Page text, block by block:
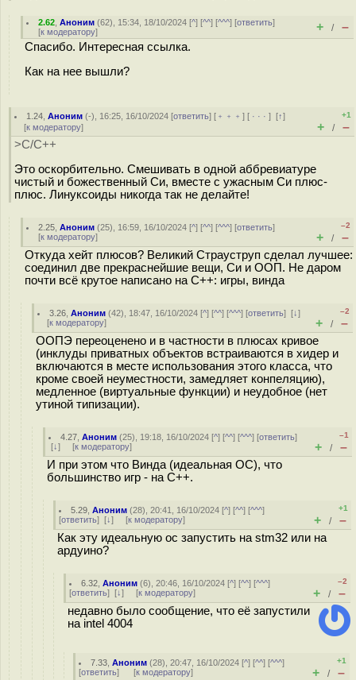
2.62 ,Аноним (62), 15:34, 18/10/2024 [^] [^^] [^^^] [ответить]
[к модератору] + / –
Спасибо. Интересная ссылка.
Как на нее вышли?
1.24 ,Аноним (-), 16:25, 16/10/2024 [ответить] [ ﹢﹢﹢] [ · · ·][↑]
[к модератору]
+1
+ / –
>C/C++
Это оскорбительно. Смешивать в одной аббревиатуре
чистый и божественный Си, вместе с ужасным Си плюс-
плюс. Линуксоиды никогда так не делайте!
2.25 ,Аноним (25), 16:59, 16/10/2024 [^] [^^] [^^^] [ответить]
[к модератору]
–2
+ / –
Откуда хейт плюсов? Великий Страуструп сделал лучшее:
соединил две прекраснейшие вещи, Си и ООП. Не даром
почти всё крутое написано на C++: игры, винда
3.26 ,Аноним (42), 18:47, 16/10/2024 [^] [^^] [^^^] [ответить][↓]
[к модератору]
–2
+ / –
ООПЭ переоценено и в частности в плюсах кривое
(инклуды приватных объектов встраиваются в хидер и
включаются в месте использования этого класса, что
кроме своей неуместности, замедляет конпеляцию),
медленное (виртуальные функции) и неудобное (нет
утиной типизации).
4.27 ,Аноним (25), 19:18, 16/10/2024 [^] [^^] [^^^] [ответить]
[↓] [к модератору]
–1
+ / –
И при этом что Винда (идеальная ОС), что
большинство игр - на C++.
5.29 ,Аноним (28), 20:41, 16/10/2024 [^] [^^] [^^^]
[ответить] [↓] [к модератору]
+1
+ / –
Как эту идеальную ос запустить на stm32 или на
ардуино?
6.32 ,Аноним (6), 20:46, 16/10/2024 [^] [^^] [^^^]
[ответить] [↓] [к модератору]
–2
+ / –
недавно было сообщение, что её запустили
на intel 4004
7.33 ,Аноним (28), 20:47, 16/10/2024 [^] [^^] [^^^]
[ответить] [к модератору]
+1
+ / –